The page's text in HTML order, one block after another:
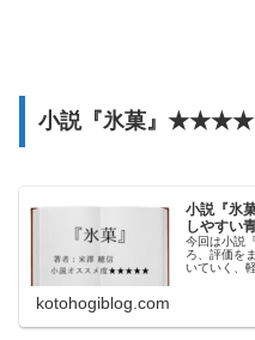
小説『氷菓』
小説『氷
しやすい
今回は小説
ろ、評価を
いていく、
kotohogiblog.com